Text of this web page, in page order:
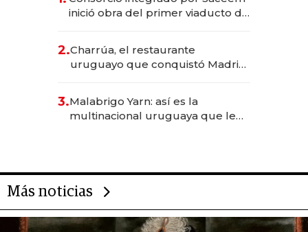
inició obra del primer viaducto de
millones
2.Charrúa, el restaurante
uruguayo que conquistó Madrid:
anticipación y prepara apertura
3.Malabrigo Yarn: así es la
multinacional uruguaya que le
Más noticias